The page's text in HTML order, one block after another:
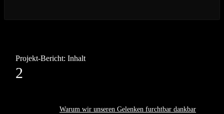
Projekt-Bericht: Inhalt
2
Warum wir unseren Gelenken furchtbar dankbar